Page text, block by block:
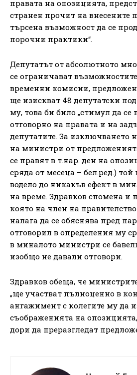
правата на опозицията,
странен прочит на внесените
търсена възможност да се
порочни практики“.
Депутатът от абсолютното
се ограничават
временни комисии,
ще изискват 48 депутатски
му, това би било „стимул да се
отговорно на правата и на
депутатите. За изключването
на министри от
се правят в т.нар. ден на
сряда от месеца – бел.ред.) той
водело до никакъв ефект в
на време. Здравков спомена и
която на член на
налага да се обяснява пред
отговорил в определения му
в миналото министри се
изобщо не давали отговори.
Здравков обеща, че
„ще участват пълноценно в
ангажимент с колегите му да
съображенията на
дори да преразгледат